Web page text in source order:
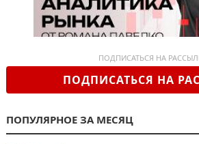
ПОДПИСАТЬСЯ НА
ПОДПИСАТЬСЯ НА
ПОПУЛЯРНОЕ ЗА МЕСЯЦ